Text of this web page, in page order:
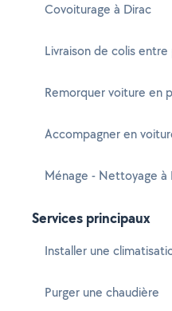
Covoiturage à Dirac
Livraison de colis
Remorquer voiture en
Accompagner en
Ménage - Nettoyage à
Services principaux
Installer une
Purger une chaudière